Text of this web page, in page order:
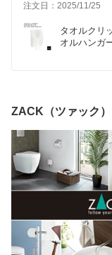
注文日：2025/11/25
タオルクリ
オルハンガ
ZACK（ツァック